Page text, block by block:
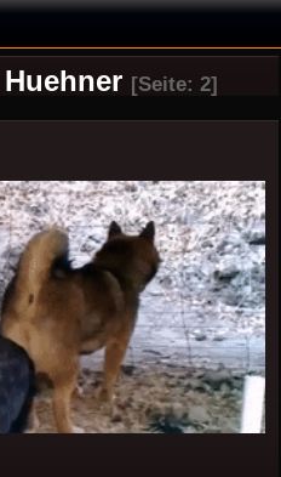
[Seite: 2]